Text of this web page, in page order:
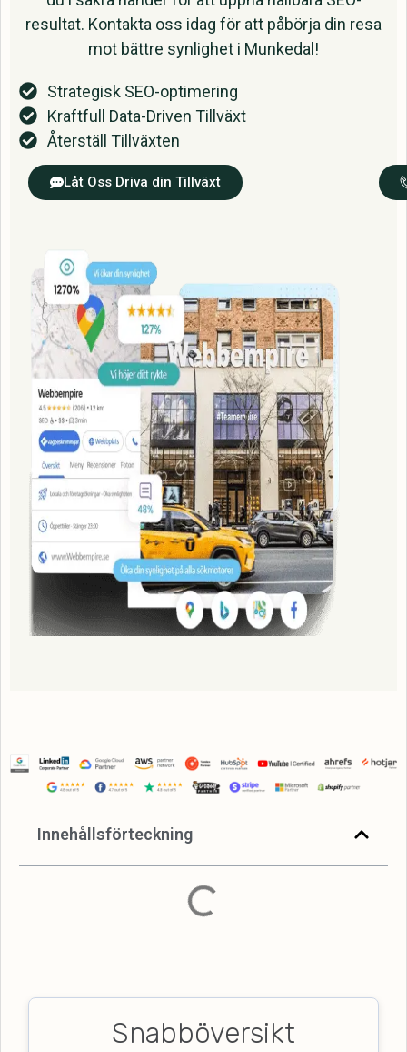
resultat. Kontakta oss idag för att påbörja din resa
mot bättre synlighet i Munkedal!
Strategisk SEO-optimering
Kraftfull Data-Driven Tillväxt
Återställ Tillväxten
Låt Oss Driva din Tillväxt
Innehållsförteckning
Snabböversikt